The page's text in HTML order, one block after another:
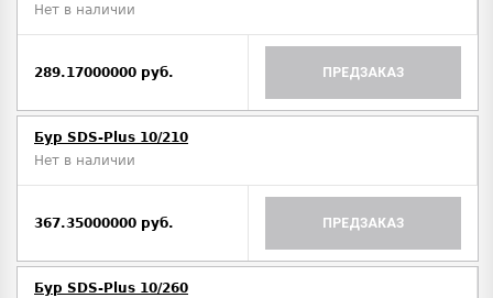
Нет в наличии
289.17000000 руб. ПРЕДЗАКАЗ
Бур SDS-Plus 10/210
Нет в наличии
367.35000000 руб. ПРЕДЗАКАЗ
Бур SDS-Plus 10/260